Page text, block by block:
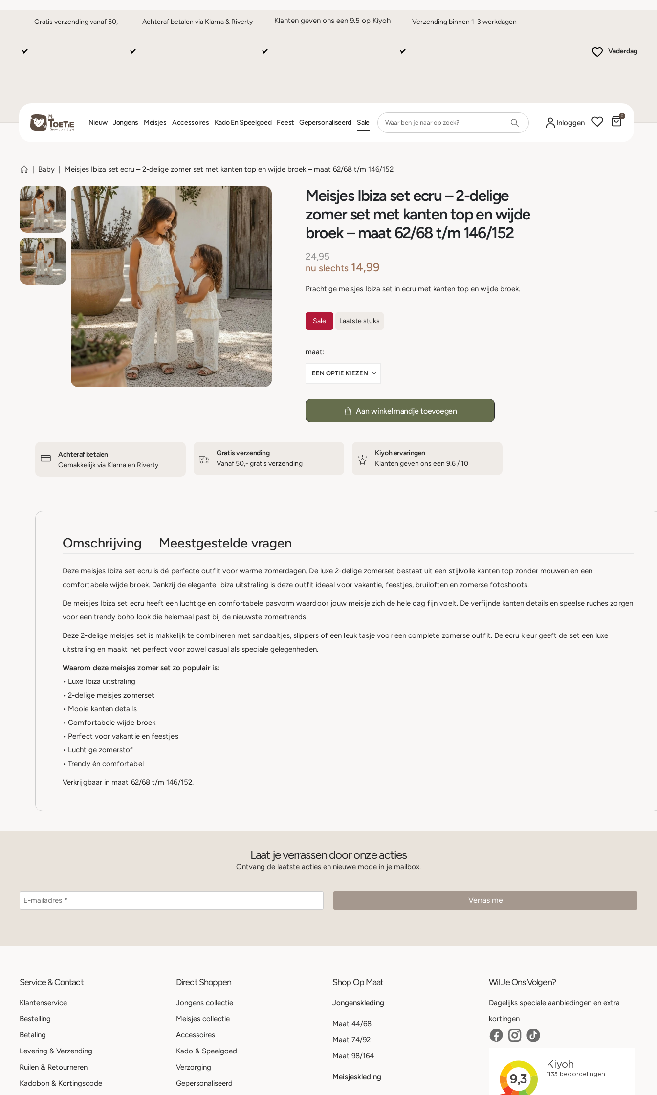
Gratis verzending vanaf 50,- Achteraf betalen via Klarna & Riverty Klanten geven ons een 9.5 op Kiyoh Verzending binnen 1-3 werkdagen
Vaderdag
Nieuw Jongens Meisjes Accessoires Kado En Speelgoed Feest Gepersonaliseerd Sale Inloggen
0
Baby Meisjes Ibiza set ecru – 2-delige zomer set met kanten top en wijde broek – maat 62/68 t/m 146/152
Meisjes Ibiza set ecru – 2-delige
zomer set met kanten top en wijde
broek – maat 62/68 t/m 146/152
24,95
nu slechts 14,99
Prachtige meisjes Ibiza set in ecru met kanten top en wijde broek.
Sale Laatste stuks
maat
Aan winkelmandje toevoegen
Achteraf betalen
Gemakkelijk via Klarna en Riverty
Gratis verzending
Vanaf 50,- gratis verzending
Kiyoh ervaringen
Klanten geven ons een 9.6 / 10
Omschrijving Meestgestelde vragen
Deze meisjes Ibiza set ecru is dé perfecte outfit voor warme zomerdagen. De luxe 2-delige zomerset bestaat uit een stijlvolle kanten top zonder mouwen en een
comfortabele wijde broek. Dankzij de elegante Ibiza uitstraling is deze outfit ideaal voor vakantie, feestjes, bruiloften en zomerse fotoshoots.
De meisjes Ibiza set ecru heeft een luchtige en comfortabele pasvorm waardoor jouw meisje zich de hele dag fijn voelt. De verfijnde kanten details en speelse ruches zorgen
voor een trendy boho look die helemaal past bij de nieuwste zomertrends.
Deze 2-delige meisjes set is makkelijk te combineren met sandaaltjes, slippers of een leuk tasje voor een complete zomerse outfit. De ecru kleur geeft de set een luxe
uitstraling en maakt het perfect voor zowel casual als speciale gelegenheden.
Waarom deze meisjes zomer set zo populair is:
• Luxe Ibiza uitstraling
• 2-delige meisjes zomerset
• Mooie kanten details
• Comfortabele wijde broek
• Perfect voor vakantie en feestjes
• Luchtige zomerstof
• Trendy én comfortabel
Verkrijgbaar in maat 62/68 t/m 146/152.
Laat je verrassen door onze acties
Ontvang de laatste acties en nieuwe mode in je mailbox.
Service & Contact
Klantenservice
Bestelling
Betaling
Levering & Verzending
Ruilen & Retourneren
Kadobon & Kortingscode
Direct Shoppen
Jongens collectie
Meisjes collectie
Accessoires
Kado & Speelgoed
Verzorging
Gepersonaliseerd
Shop Op Maat
Jongenskleding
Maat 44/68
Maat 74/92
Maat 98/164
Meisjeskleding
Wil Je Ons Volgen?
Dagelijks speciale aanbiedingen en extra
kortingen